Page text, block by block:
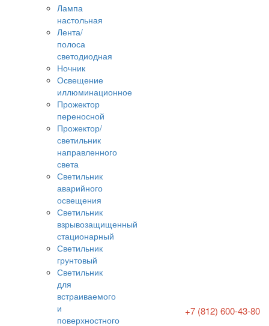
Лампа
настольная
Лента/
полоса
светодиодная
Ночник
Освещение
иллюминационное
Прожектор
переносной
Прожектор/
светильник
направленного
света
Светильник
аварийного
освещения
Светильник
взрывозащищенный
стационарный
Светильник
грунтовый
Светильник
для
встраиваемого
и
поверхностного
+7 (812) 600-43-80